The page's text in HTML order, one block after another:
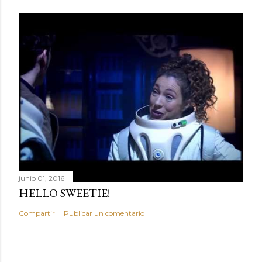
r
o
junio 01, 2016
HELLO SWEETIE!
Compartir Publicar un comentario